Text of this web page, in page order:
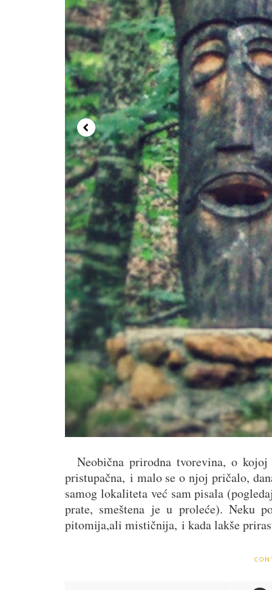
Neobična prirodna tvorevina, o kojoj
pristupačna, i malo se o njoj pričalo,
samog lokaliteta već sam pisala
prate, smeštena je u proleće). Neku
pitomija,ali mističnija, i kada lakše